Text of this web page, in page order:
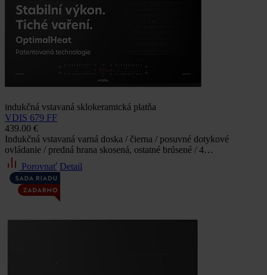
indukčná vstavaná sklokeramická platňa
VDIS 679 FF
439.00 €
Indukčná vstavaná varná doska / čierna / posuvné dotykové
ovládanie / predná hrana skosená, ostatné brúsené / 4…
Porovnať Detail